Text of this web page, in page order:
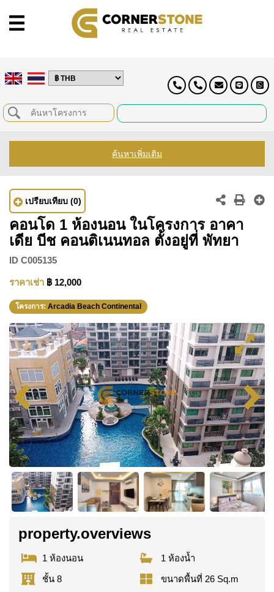
ค้นหาเพิ่มเติม
เปรียบเทียบ (0)
คอนโด 1 ห้องนอน ในโครงการ อาคา
เดีย บีช คอนติเนนทอล ตั้งอยู่ที่ พัทยา
ID C005135
ราคาเช่า ฿ 12,000
โครงการ: Arcadia Beach Continental
property.overviews
1 ห้องนอน
1 ห้องน้ำ
ชั้น 8
ขนาดพื้นที่ 26 Sq.m